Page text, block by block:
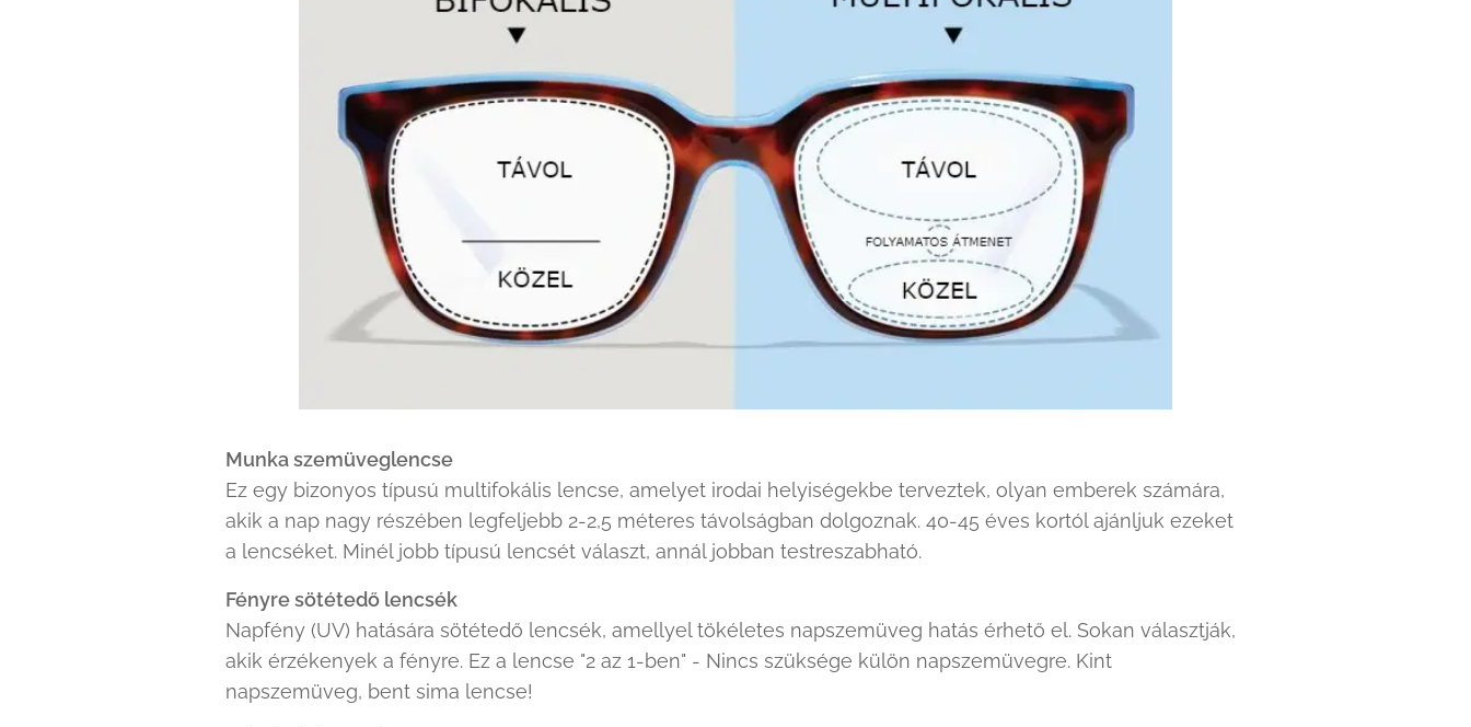
Munka szemüveglencse
Ez egy bizonyos típusú multifokális lencse, amelyet irodai helyiségekbe terveztek, olyan emberek számára,
akik a nap nagy részében legfeljebb 2-2,5 méteres távolságban dolgoznak. 40-45 éves kortól ajánljuk ezeket
a lencséket. Minél jobb típusú lencsét választ, annál jobban testreszabható.
Fényre sötétedő lencsék
Napfény (UV) hatására sötétedő lencsék, amellyel tökéletes napszemüveg hatás érhető el. Sokan választják,
akik érzékenyek a fényre. Ez a lencse "2 az 1-ben" - Nincs szüksége külön napszemüvegre. Kint
napszemüveg, bent sima lencse!